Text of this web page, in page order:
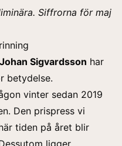
Siffrorna för maj
Sigvardsson har
betydelse.
vinter sedan 2019
Den prispress vi
tiden på året blir